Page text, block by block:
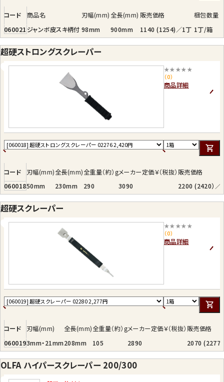
コード 商品名 刃幅(mm) 全長(mm) 販売価格
梱包数量
060021 ジャンボ皮スキ柄付 98mm 900mm 1140 (1254)／1丁 1丁/箱
超硬ストロングスクレーパー
★★★★★
（0）
商品詳細
コード 刃幅(mm)全長(mm)全重量（約）gメーカー定価￥（税抜） 販売価格
06001850mm 230mm 290 3090 2200 (2420）／
超硬スクレーパー
★★★★★
（0）
商品詳細
コード 刃幅(mm) 全長(mm)全重量（約）gメーカー定価￥（税抜） 販売価格
0600193mm・21mm208mm 105 2890 2070 (2277
OLFA ハイパースクレーパー 200/300